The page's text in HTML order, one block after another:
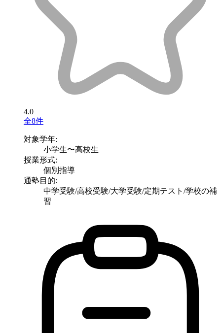
4.0
全8件
対象学年:
小学生〜高校生
授業形式:
個別指導
通塾目的:
中学受験/高校受験/大学受験/定期テスト/学校の補
習